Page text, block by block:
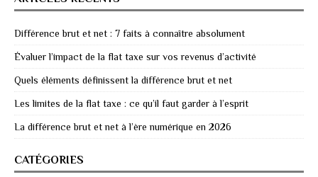
Différence brut et net : 7 faits à connaître absolument
Évaluer l’impact de la flat taxe sur vos revenus d’activité
Quels éléments définissent la différence brut et net
Les limites de la flat taxe : ce qu’il faut garder à l’esprit
La différence brut et net à l’ère numérique en 2026
CATÉGORIES